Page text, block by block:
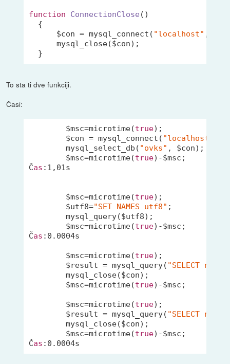
function ConnectionClose ()
{
      $con = mysql_connect(
"localhost" ,
      mysql_close($con);
To sta ti dve funkciji.
Časi:
        $msc=microtime(
true);
        $con = mysql_connect(
"localhost"
        mysql_select_db(
"ovks" , $con);
        $msc=microtime(
true)-$msc;
Čas : 1 , 01 s
        $msc=microtime(
true);
        $utf8=
"SET NAMES utf8" ;
        mysql_query($utf8);
        $msc=microtime(
true)-$msc;
Čas : 0.0004s
        $msc=microtime(
true);
        $result = mysql_query(
"SELECT
        mysql_close($con);
        $msc=microtime(
true)-$msc;
        $msc=microtime(
true);
        $result = mysql_query(
"SELECT
        mysql_close($con);
        $msc=microtime(
true)-$msc;
Čas : 0.0004